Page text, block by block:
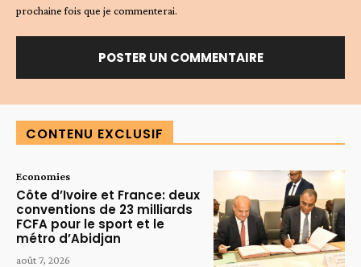
prochaine fois que je commenterai.
CONTENU EXCLUSIF
Economies
Côte d’Ivoire et France: deux
conventions de 23 milliards
FCFA pour le sport et le
métro d’Abidjan
août 7, 2026